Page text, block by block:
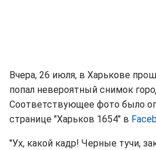
Вчера, 26 июля, в Харькове
попал невероятный снимок
Соответствующее фото было
странице "Харьков 1654" в
"Ух, какой кадр! Черные тучи,